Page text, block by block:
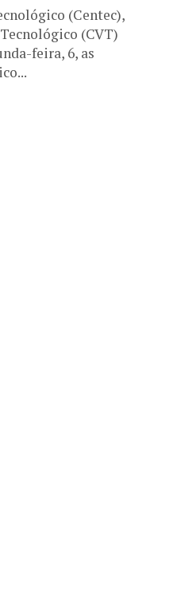
(Centec),
(CVT)
feira, 6, as